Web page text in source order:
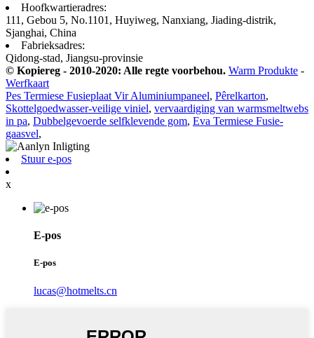
Hoofkwartieradres:
111, Gebou 5, No.1101, Huyiweg, Nanxiang, Jiading-distrik,
Sjanghai, China
Fabrieksadres:
Qidong-stad, Jiangsu-provinsie
© Kopiereg - 2010-2020: Alle regte voorbehou. Warm Produkte -
Werfkaart
Pes Termiese Fusieplaat Vir Aluminiumpaneel, Pêrelkarton,
Skottelgoedwasser-veilige viniel, vervaardiging van warmsmeltwebs
in pa, Dubbelgevoerde selfklevende gom, Eva Termiese Fusie-
gaasvel,
Stuur e-pos
x
E-pos
E-pos
lucas@hotmelts.cn